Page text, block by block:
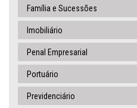
Família e Sucessões
Imobiliário
Penal Empresarial
Portuário
Previdenciário